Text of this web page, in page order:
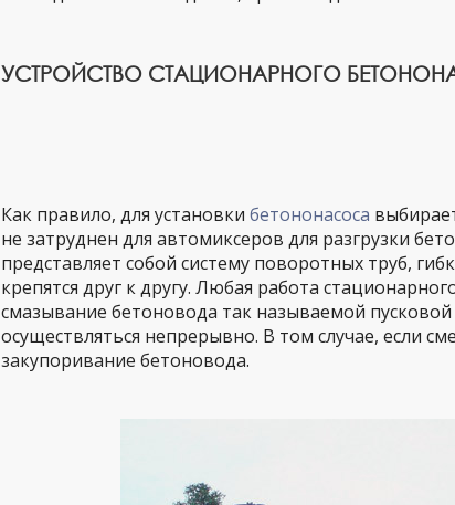
УСТРОЙСТВО СТАЦИОНАРНОГО
Как правило, для установки бетононасоса
не затруднен для автомиксеров для разгрузки
представляет собой систему поворотных труб,
крепятся друг к другу. Любая работа
смазывание бетоновода так называемой
осуществляться непрерывно. В том случае, если
закупоривание бетоновода.